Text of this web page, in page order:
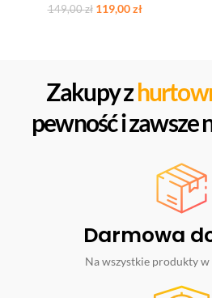
149,00zł 119,00zł
Zakupy z
pewność i zawsze
Darmowa
Na wszystkie produkty w